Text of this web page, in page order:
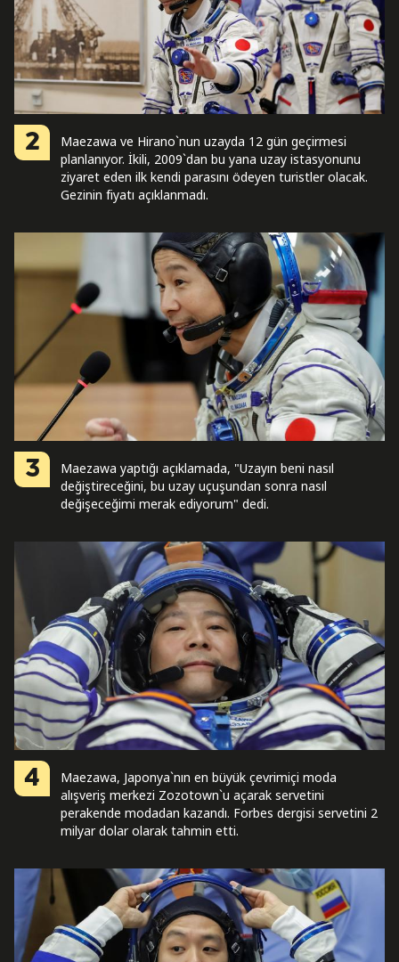
2
Maezawa ve Hirano`nun uzayda 12 gün geçirmesi
planlanıyor. İkili, 2009`dan bu yana uzay istasyonunu
ziyaret eden ilk kendi parasını ödeyen turistler olacak.
Gezinin fiyatı açıklanmadı.
3
Maezawa yaptığı açıklamada, "Uzayın beni nasıl
değiştireceğini, bu uzay uçuşundan sonra nasıl
değişeceğimi merak ediyorum" dedi.
4
Maezawa, Japonya`nın en büyük çevrimiçi moda
alışveriş merkezi Zozotown`u açarak servetini
perakende modadan kazandı. Forbes dergisi servetini 2
milyar dolar olarak tahmin etti.